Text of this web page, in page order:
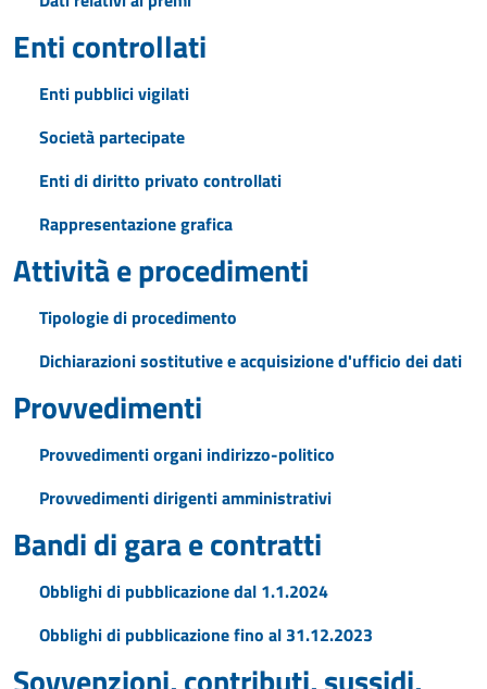
Enti controllati
Enti pubblici vigilati
Società partecipate
Enti di diritto privato controllati
Rappresentazione grafica
Attività e procedimenti
Tipologie di procedimento
Dichiarazioni sostitutive e acquisizione d'ufficio dei dati
Provvedimenti
Provvedimenti organi indirizzo-politico
Provvedimenti dirigenti amministrativi
Bandi di gara e contratti
Obblighi di pubblicazione dal 1.1.2024
Obblighi di pubblicazione fino al 31.12.2023